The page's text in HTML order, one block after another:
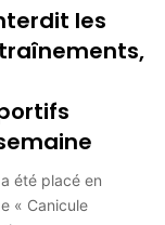
les
été placé en
« Canicule